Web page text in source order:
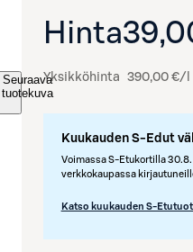
Seuraava
tuotekuva
Hinta
Yksikköhinta 390,00 €/l
Kuukauden S-Edut
Voimassa S-Etukortilla
verkkokaupassa
Katso kuukauden S-